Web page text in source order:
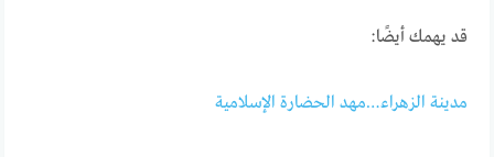
قد يهمك أيضًا:
مدينة الزهراء…مهد الحضارة الإسلامية